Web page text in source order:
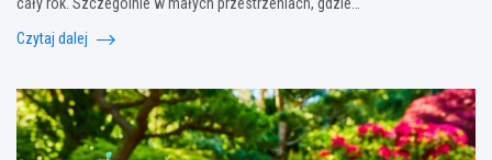
Czytaj dalej